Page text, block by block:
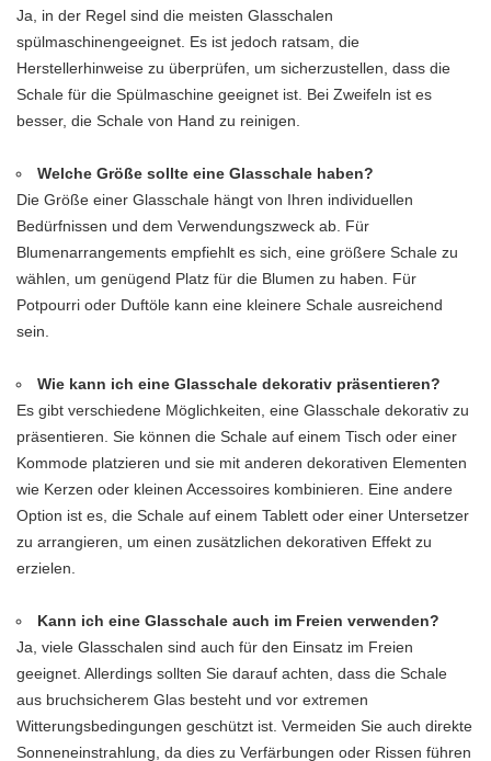
Ja, in der Regel sind die meisten Glasschalen
spülmaschinengeeignet. Es ist jedoch ratsam, die
Herstellerhinweise zu überprüfen, um sicherzustellen, dass die
Schale für die Spülmaschine geeignet ist. Bei Zweifeln ist es
besser, die Schale von Hand zu reinigen.
Welche Größe sollte eine Glasschale haben?
Die Größe einer Glasschale hängt von Ihren individuellen
Bedürfnissen und dem Verwendungszweck ab. Für
Blumenarrangements empfiehlt es sich, eine größere Schale zu
wählen, um genügend Platz für die Blumen zu haben. Für
Potpourri oder Duftöle kann eine kleinere Schale ausreichend
sein.
Wie kann ich eine Glasschale dekorativ präsentieren?
Es gibt verschiedene Möglichkeiten, eine Glasschale dekorativ zu
präsentieren. Sie können die Schale auf einem Tisch oder einer
Kommode platzieren und sie mit anderen dekorativen Elementen
wie Kerzen oder kleinen Accessoires kombinieren. Eine andere
Option ist es, die Schale auf einem Tablett oder einer Untersetzer
zu arrangieren, um einen zusätzlichen dekorativen Effekt zu
erzielen.
Kann ich eine Glasschale auch im Freien verwenden?
Ja, viele Glasschalen sind auch für den Einsatz im Freien
geeignet. Allerdings sollten Sie darauf achten, dass die Schale
aus bruchsicherem Glas besteht und vor extremen
Witterungsbedingungen geschützt ist. Vermeiden Sie auch direkte
Sonneneinstrahlung, da dies zu Verfärbungen oder Rissen führen